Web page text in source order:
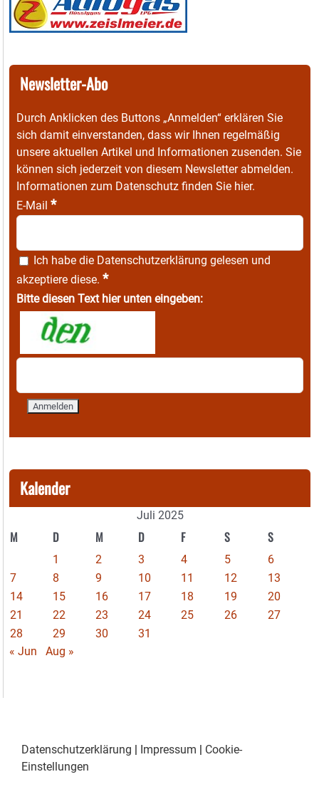
Newsletter-Abo
Durch Anklicken des Buttons „Anmelden“ erklären Sie
sich damit einverstanden, dass wir Ihnen regelmäßig
unsere aktuellen Artikel und Informationen zusenden. Sie
können sich jederzeit von diesem Newsletter abmelden.
Informationen zum Datenschutz finden Sie hier.
E-Mail *
Ich habe die Datenschutzerklärung gelesen und
akzeptiere diese. *
Bitte diesen Text hier unten eingeben:
Kalender
Juli 2025
M D M D F S S
1 2 3 4 5
6
7
8 9 10 11 12
13
14
15 16 17 18 19
20
21
22 23 24 25 26
27
28
29 30
31
« Jun
Aug »
Datenschutzerklärung | Impressum | Cookie-
Einstellungen